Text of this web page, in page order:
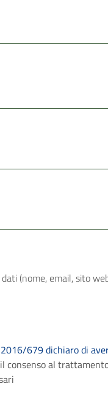
(nome, email, sito
679 dichiaro di
consenso al